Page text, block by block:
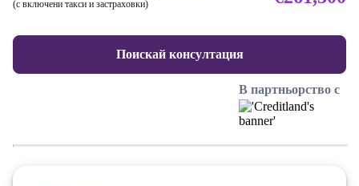
(с включени такси и застраховки)
Поискай консултация
В партньорство с